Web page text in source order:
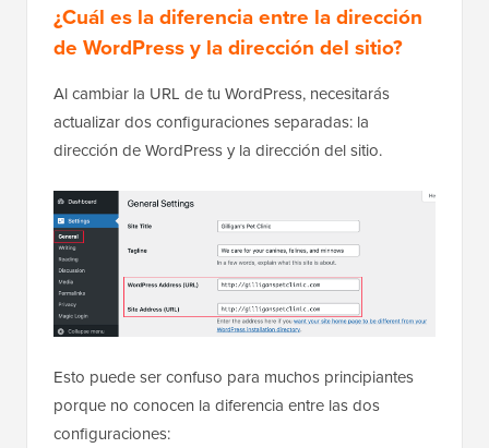
¿Cuál es la diferencia entre la dirección
de WordPress y la dirección del sitio?
Al cambiar la URL de tu WordPress, necesitarás
actualizar dos configuraciones separadas: la
dirección de WordPress y la dirección del sitio.
Esto puede ser confuso para muchos principiantes
porque no conocen la diferencia entre las dos
configuraciones: